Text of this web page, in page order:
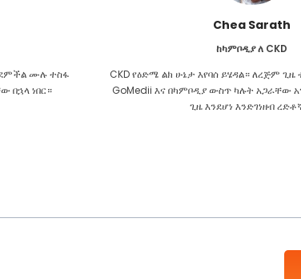
ሙሉ ተስፋ
በኋላ ነበር።
Chea Sarath
ከካምቦዲያ ለ CKD
CKD የዕድሜ ልክ ሁኔታ እየባሰ ይሄዳል። ለረጅም
GoMedii እና በካምቦዲያ ውስጥ ካሉት አጋራቸው
ጊዜ እንደሆነ እንድገነዘብ